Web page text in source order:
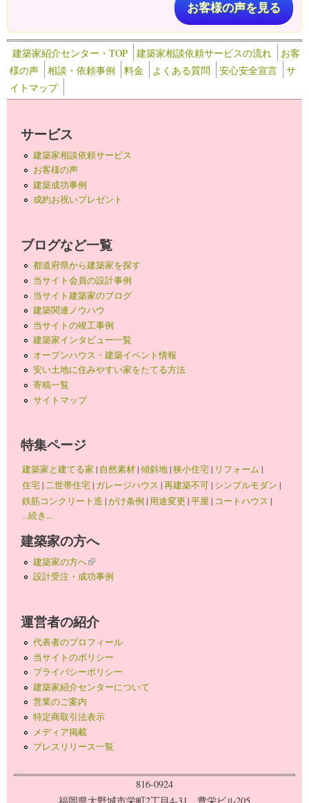
お客様の声を見る
建築家紹介センター・TOP 建築家相談依頼サービスの流れ
お客
様の声
相談・依頼事例 料金 よくある質問 安心安全宣言
サ
イトマップ
サービス
建築家相談依頼サービス
お客様の声
建築成功事例
成約お祝いプレゼント
ブログなど一覧
都道府県から建築家を探す
当サイト会員の設計事例
当サイト建築家のブログ
建築関連ノウハウ
当サイトの竣工事例
建築家インタビュー一覧
オープンハウス・建築イベント情報
安い土地に住みやすい家をたてる方法
寄稿一覧
サイトマップ
特集ページ
建築家と建てる家 | 自然素材|傾斜地|狭小住宅| リフォーム |
住宅|二世帯住宅| ガレージハウス |再建築不可| シンプルモダン |
鉄筋コンクリート造 |がけ条例 | 用途変更 |平屋 | コートハウス |
...続き...
建築家の方へ
建築家の方へ(link is external)
設計受注・成功事例
運営者の紹介
代表者のプロフィール
当サイトのポリシー
プライバシーポリシー
建築家紹介センターについて
営業のご案内
特定商取引法表示
メディア掲載
プレスリリース一覧
816-0924